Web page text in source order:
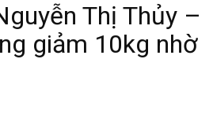
Thị Thủy –
giảm 10kg nhờ